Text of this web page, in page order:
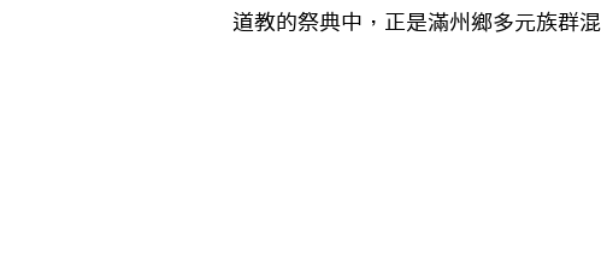
道教的祭典中，正是滿州鄉多元族群